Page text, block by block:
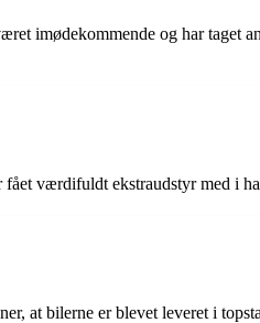
imødekommende og har taget
værdifuldt ekstraudstyr med i
at bilerne er blevet leveret i